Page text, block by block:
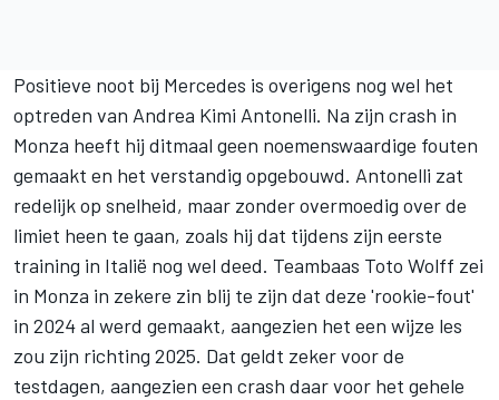
Positieve noot bij Mercedes is overigens nog wel het
optreden van Andrea Kimi Antonelli. Na zijn crash in
Monza heeft hij ditmaal geen noemenswaardige fouten
gemaakt en het verstandig opgebouwd. Antonelli zat
redelijk op snelheid, maar zonder overmoedig over de
limiet heen te gaan, zoals hij dat tijdens zijn eerste
training in Italië nog wel deed. Teambaas Toto Wolff zei
in Monza in zekere zin blij te zijn dat deze 'rookie-fout'
in 2024 al werd gemaakt, aangezien het een wijze les
zou zijn richting 2025. Dat geldt zeker voor de
testdagen, aangezien een crash daar voor het gehele